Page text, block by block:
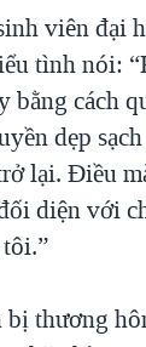
viên đại
tình nói:
bằng cách
dẹp
lại. Điều
diện với
bị thương